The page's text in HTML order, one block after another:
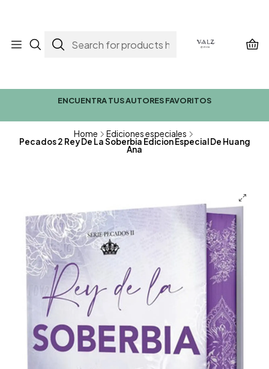
ENCUENTRA TUS AUTORES FAVORITOS
Home Ediciones especiales
Pecados 2 Rey De La Soberbia Edicion Especial De Huang
Ana